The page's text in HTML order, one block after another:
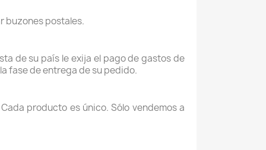
buzones postales.
de su país le exija el pago de gastos de
fase de entrega de su pedido.
producto es único. Sólo vendemos a